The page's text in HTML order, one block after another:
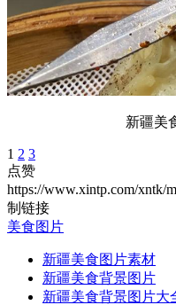
新疆美
1 2 3
点赞
https://www.xintp.com/xntk/
制链接
美食图片
新疆美食图片素材
新疆美食背景图片
新疆美食背景图片大